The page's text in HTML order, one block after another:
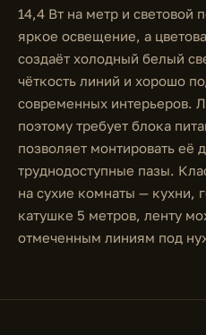
14,4 Вт на метр и световой
яркое освещение, а
создаёт холодный белый
чёткость линий и хорошо
современных интерьеров.
поэтому требует блока
позволяет монтировать её
труднодоступные пазы.
на сухие комнаты — кухни,
катушке 5 метров, ленту
отмеченным линиям под